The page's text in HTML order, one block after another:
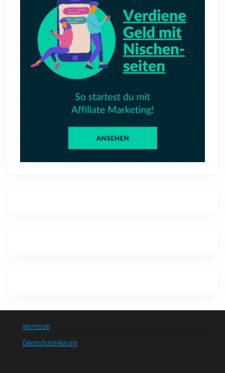
impressum
Datenschutzerklärung